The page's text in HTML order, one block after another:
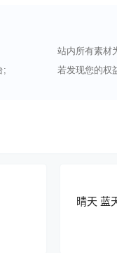
站内所有素材
; 若发现您的权
晴天 蓝